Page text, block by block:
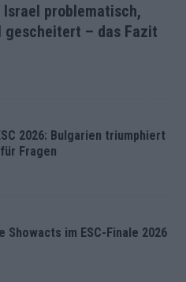
Israel problematisch,
– das Fazit
2026: Bulgarien triumphiert
Fragen
Showacts im ESC-Finale 2026